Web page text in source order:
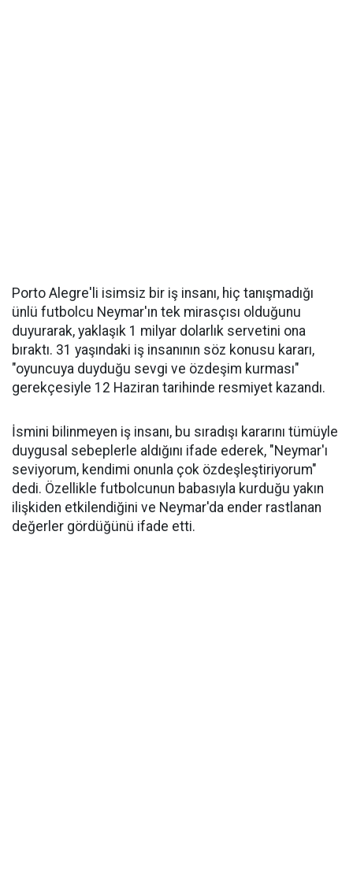
Porto Alegre'li isimsiz bir iş insanı, hiç tanışmadığı
ünlü futbolcu Neymar'ın tek mirasçısı olduğunu
duyurarak, yaklaşık 1 milyar dolarlık servetini ona
bıraktı. 31 yaşındaki iş insanının söz konusu kararı,
"oyuncuya duyduğu sevgi ve özdeşim kurması"
gerekçesiyle 12 Haziran tarihinde resmiyet kazandı.
İsmini bilinmeyen iş insanı, bu sıradışı kararını tümüyle
duygusal sebeplerle aldığını ifade ederek, "Neymar'ı
seviyorum, kendimi onunla çok özdeşleştiriyorum"
dedi. Özellikle futbolcunun babasıyla kurduğu yakın
ilişkiden etkilendiğini ve Neymar'da ender rastlanan
değerler gördüğünü ifade etti.